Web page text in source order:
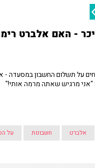
- האם אלברט
על תשלום החשבון במסעדה -
"אני מרגיש שאתה מרמה אותי!"
אלברט חשבונות על